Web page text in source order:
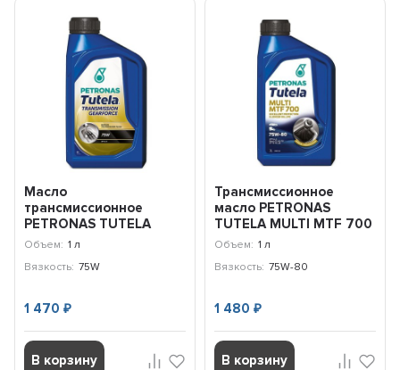
Масло
трансмиссионное
PETRONAS TUTELA
GEARFORCE 75W (1л)
Объем: 1 л
Вязкость: 75W
1 470₽
В корзину
Трансмиссионное
масло PETRONAS
TUTELA MULTI MTF 700
75W-80 (1л)
Объем: 1 л
Вязкость: 75W-80
1 480 ₽
В корзину